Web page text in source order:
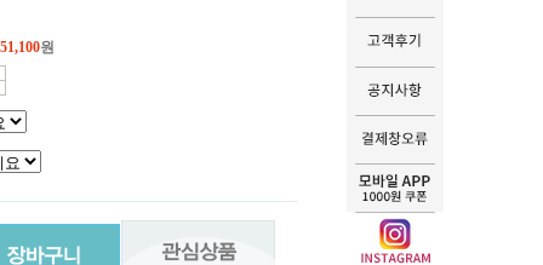
51,100원